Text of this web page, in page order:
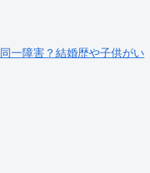
一障害？結婚歴や子供がい